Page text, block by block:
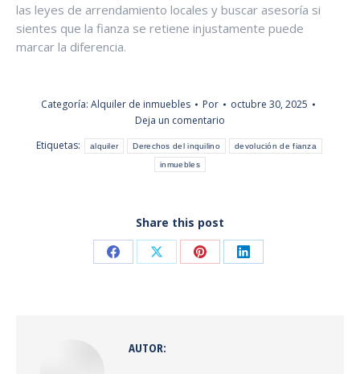
las leyes de arrendamiento locales y buscar asesoría si
sientes que la fianza se retiene injustamente puede
marcar la diferencia.
Categoría: Alquiler de inmuebles Por
octubre 30, 2025
Deja un comentario
Etiquetas:
alquiler Derechos del inquilino devolución de fianza
inmuebles
Share this post
Share Share Share Share
AUTOR: